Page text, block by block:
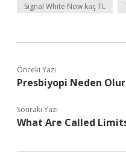
Signal White Now kaç TL
Önceki Yazı
Presbiyopi Neden Olur
Sonraki Yazı
What Are Called